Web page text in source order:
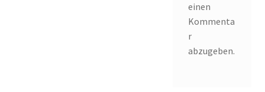
einen
Kommenta
r
abzugeben.